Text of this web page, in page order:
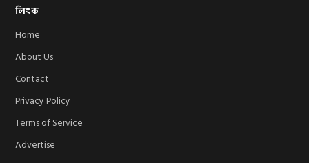
লিংক
Home
About Us
Contact
Privacy Policy
Terms of Service
Advertise